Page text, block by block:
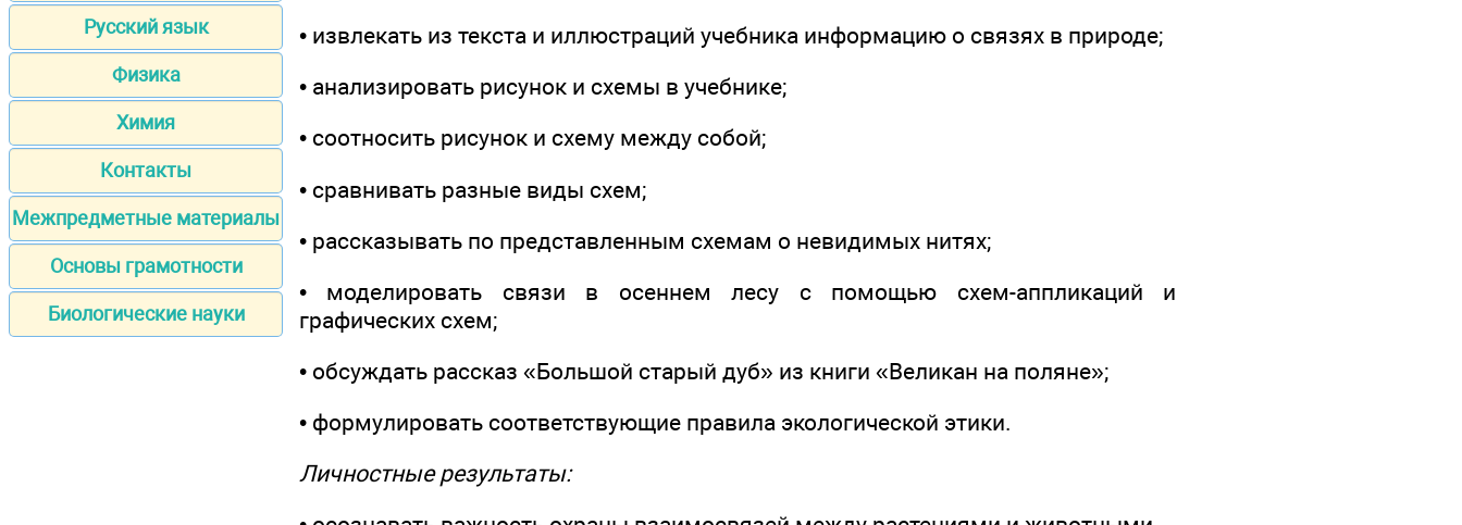
Русский язык
Физика
Химия
Контакты
Межпредметные материалы
Основы грамотности
Биологические науки
• извлекать из текста и иллюстраций учебника информацию о связях в природе;
• анализировать рисунок и схемы в учебнике;
• соотносить рисунок и схему между собой;
• сравнивать разные виды схем;
• рассказывать по представленным схемам о невидимых нитях;
• моделировать связи в осеннем лесу с помощью схем-аппликаций и
графических схем;
• обсуждать рассказ «Большой старый дуб» из книги «Великан на поляне»;
• формулировать соответствующие правила экологической этики.
Личностные результаты: